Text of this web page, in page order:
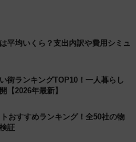
平均いくら？支出内訳や費用シミュ
街ランキングTOP10！一人暮らし
【2026年最新】
トおすすめランキング！全50社の物
証